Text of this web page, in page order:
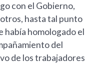
con el Gobierno,
hasta tal punto
había homologado el
del
de los trabajadores